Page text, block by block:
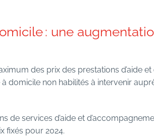
: une
des prix des prestations d’aide
domicile non habilités à intervenir
de services d’aide et
fixés pour 2024.